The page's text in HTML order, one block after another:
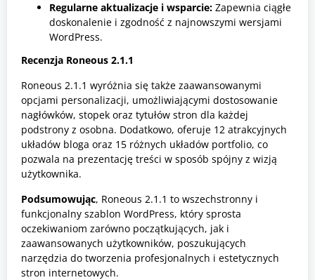
Regularne aktualizacje i wsparcie: Zapewnia ciągłe
doskonalenie i zgodność z najnowszymi wersjami
WordPress.
Recenzja Roneous 2.1.1
Roneous 2.1.1 wyróżnia się także zaawansowanymi
opcjami personalizacji, umożliwiającymi dostosowanie
nagłówków, stopek oraz tytułów stron dla każdej
podstrony z osobna. Dodatkowo, oferuje 12 atrakcyjnych
układów bloga oraz 15 różnych układów portfolio, co
pozwala na prezentację treści w sposób spójny z wizją
użytkownika.
Podsumowując, Roneous 2.1.1 to wszechstronny i
funkcjonalny szablon WordPress, który sprosta
oczekiwaniom zarówno początkujących, jak i
zaawansowanych użytkowników, poszukujących
narzędzia do tworzenia profesjonalnych i estetycznych
stron internetowych.